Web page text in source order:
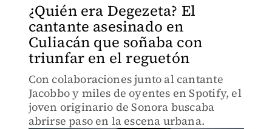
¿Quién era Degezeta? El
cantante asesinado en
Culiacán que soñaba con
triunfar en el reguetón
Con colaboraciones junto al cantante
Jacobbo y miles de oyentes en Spotify, el
joven originario de Sonora buscaba
abrirse paso en la escena urbana.